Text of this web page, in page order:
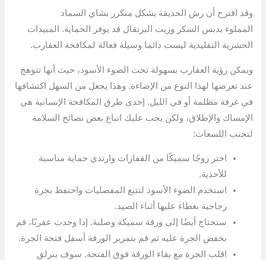
وقد اقترح أن رش الحديقة بشكل متكرر بشاي السماد
المملوء بدبس السكر وزيت البرتقال قد يوفر الحماية. المبيدات
الحشرية التقليدية ليست دائما وسيلة فعالة لمكافحة العقارب.
ويمكن رؤية العقارب بسهولة تحت الضوء الأسود، حيث أنها تتوهج
عند تعرضها لهذا النوع من الإضاءة. وهذا يجعل من السهل اكتشافها
في غرفة مظلمة أو في الليل. إحدى طرق المكافحة الإنسانية هي
الإمساك والإطلاق، ولكن يجب عليك اتباع بعض نصائح السلامة
لتجنب اللسعات:
اختر زوجًا سميكًا من القفازات وارتدي حماية مناسبة
للأحذية.
استخدم الضوء الأسود لتتبع المفصليات واحتفظ بجرة
زجاجية بغطاء عليها أثناء الصيد.
ستحتاج أيضًا إلى ورقة سميكة وصلبة. إذا وجدت عقربًا، قم
بخفض الجرة عليه ثم قم بتمرير الورقة أسفل فتحة الجرة.
اقلب الجرة مع بقاء الورقة فوق الفتحة. سوف ينزلق